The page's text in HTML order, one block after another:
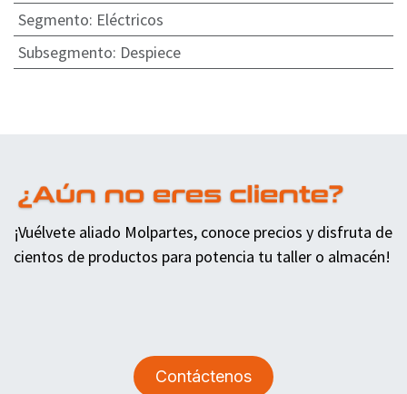
Segmento: Eléctricos
Subsegmento: Despiece
¡Vuélvete aliado Molpartes, conoce precios y disfruta de
cientos de productos para potencia tu taller o almacén!
Contáctenos